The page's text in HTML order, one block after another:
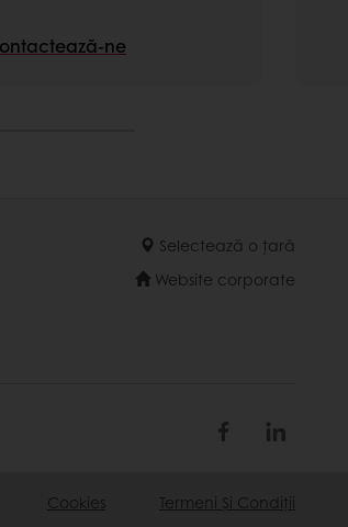
ne
Selectează o țară
Website corporate
Cookies Termeni Şi Condiții